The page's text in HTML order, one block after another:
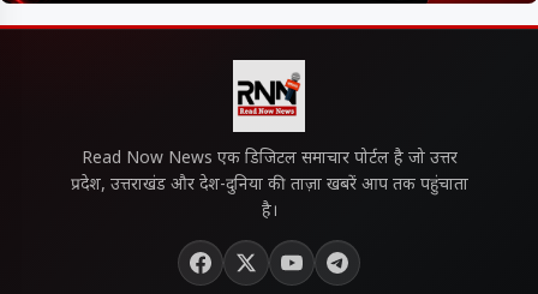
Read Now News एक डिजिटल समाचार पोर्टल है जो उत्तर
प्रदेश, उत्तराखंड और देश-दुनिया की ताज़ा खबरें आप तक पहुंचाता
है।